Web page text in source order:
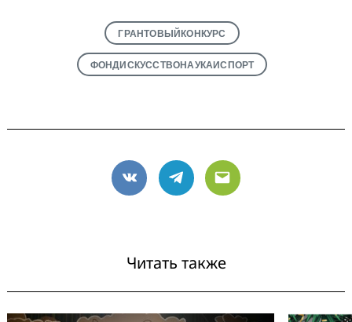
ГРАНТОВЫЙКОНКУРС
ФОНДИСКУССТВОНАУКАИСПОРТ
VK Telegram
Email
Читать также